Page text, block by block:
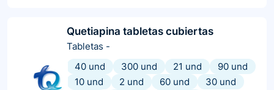
Quetiapina tabletas cubiertas
Tabletas -
40 und
300 und 21 und
90 und
10 und
2 und 60 und
30 und